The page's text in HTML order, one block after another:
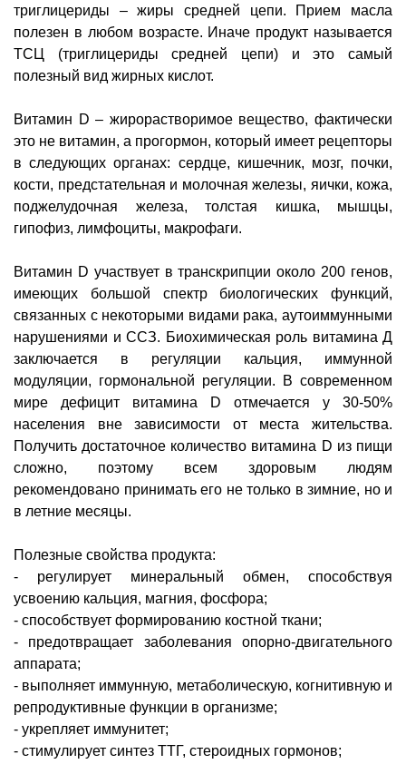
триглицериды – жиры средней цепи. Прием масла
полезен в любом возрасте. Иначе продукт называется
ТСЦ (триглицериды средней цепи) и это самый
полезный вид жирных кислот.
Витамин D – жирорастворимое вещество, фактически
это не витамин, а прогормон, который имеет рецепторы
в следующих органах: сердце, кишечник, мозг, почки,
кости, предстательная и молочная железы, яички, кожа,
поджелудочная железа, толстая кишка, мышцы,
гипофиз, лимфоциты, макрофаги.
Витамин D участвует в транскрипции около 200 генов,
имеющих большой спектр биологических функций,
связанных с некоторыми видами рака, аутоиммунными
нарушениями и ССЗ. Биохимическая роль витамина Д
заключается в регуляции кальция, иммунной
модуляции, гормональной регуляции. В современном
мире дефицит витамина D отмечается у 30-50%
населения вне зависимости от места жительства.
Получить достаточное количество витамина D из пищи
сложно, поэтому всем здоровым людям
рекомендовано принимать его не только в зимние, но и
в летние месяцы.
Полезные свойства продукта:
- регулирует минеральный обмен, способствуя
усвоению кальция, магния, фосфора;
- способствует формированию костной ткани;
- предотвращает заболевания опорно-двигательного
аппарата;
- выполняет иммунную, метаболическую, когнитивную и
репродуктивные функции в организме;
- укрепляет иммунитет;
- стимулирует синтез ТТГ, стероидных гормонов;